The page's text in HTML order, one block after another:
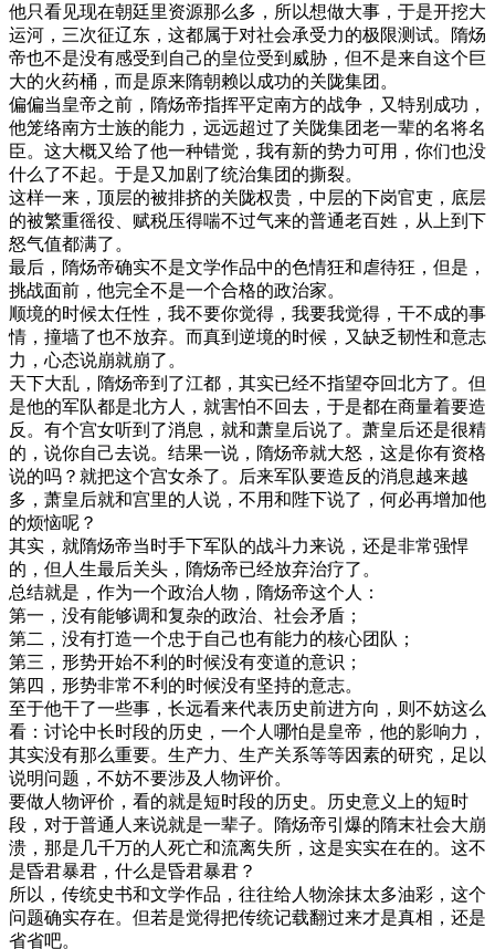
他只看见现在朝廷里资源那么多，所以想做大事，于是开挖大
运河，三次征辽东，这都属于对社会承受力的极限测试。隋炀
帝也不是没有感受到自己的皇位受到威胁，但不是来自这个巨
大的火药桶，而是原来隋朝赖以成功的关陇集团。
偏偏当皇帝之前，隋炀帝指挥平定南方的战争，又特别成功，
他笼络南方士族的能力，远远超过了关陇集团老一辈的名将名
臣。这大概又给了他一种错觉，我有新的势力可用，你们也没
什么了不起。于是又加剧了统治集团的撕裂。
这样一来，顶层的被排挤的关陇权贵，中层的下岗官吏，底层
的被繁重徭役、赋税压得喘不过气来的普通老百姓，从上到下
怒气值都满了。
最后，隋炀帝确实不是文学作品中的色情狂和虐待狂，但是，
挑战面前，他完全不是一个合格的政治家。
顺境的时候太任性，我不要你觉得，我要我觉得，干不成的事
情，撞墙了也不放弃。而真到逆境的时候，又缺乏韧性和意志
力，心态说崩就崩了。
天下大乱，隋炀帝到了江都，其实已经不指望夺回北方了。但
是他的军队都是北方人，就害怕不回去，于是都在商量着要造
反。有个宫女听到了消息，就和萧皇后说了。萧皇后还是很精
的，说你自己去说。结果一说，隋炀帝就大怒，这是你有资格
说的吗？就把这个宫女杀了。后来军队要造反的消息越来越
多，萧皇后就和宫里的人说，不用和陛下说了，何必再增加他
的烦恼呢？
其实，就隋炀帝当时手下军队的战斗力来说，还是非常强悍
的，但人生最后关头，隋炀帝已经放弃治疗了。
总结就是，作为一个政治人物，隋炀帝这个人：
第一，没有能够调和复杂的政治、社会矛盾；
第二，没有打造一个忠于自己也有能力的核心团队；
第三，形势开始不利的时候没有变道的意识；
第四，形势非常不利的时候没有坚持的意志。
至于他干了一些事，长远看来代表历史前进方向，则不妨这么
看：讨论中长时段的历史，一个人哪怕是皇帝，他的影响力，
其实没有那么重要。生产力、生产关系等等因素的研究，足以
说明问题，不妨不要涉及人物评价。
要做人物评价，看的就是短时段的历史。历史意义上的短时
段，对于普通人来说就是一辈子。隋炀帝引爆的隋末社会大崩
溃，那是几千万的人死亡和流离失所，这是实实在在的。这不
是昏君暴君，什么是昏君暴君？
所以，传统史书和文学作品，往往给人物涂抹太多油彩，这个
问题确实存在。但若是觉得把传统记载翻过来才是真相，还是
省省吧。